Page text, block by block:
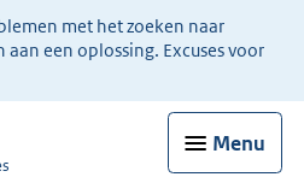
met het zoeken naar
een oplossing. Excuses voor
Menu